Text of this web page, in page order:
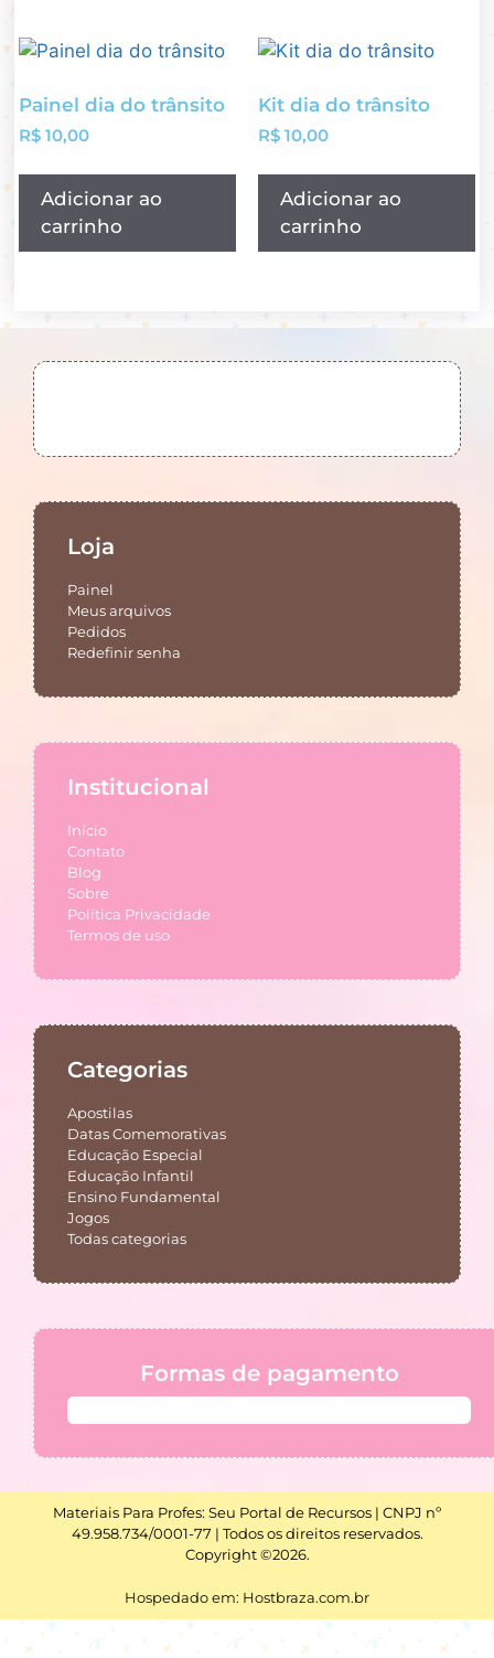
Painel dia do trânsito
R$ 10,00
Adicionar ao
carrinho
Kit dia do trânsito
R$ 10,00
Adicionar ao
carrinho
Loja
Painel
Meus arquivos
Pedidos
Redefinir senha
Institucional
Início
Contato
Blog
Sobre
Política Privacidade
Termos de uso
Categorias
Apostilas
Datas Comemorativas
Educação Especial
Educação Infantil
Ensino Fundamental
Jogos
Todas categorias
Formas de pagamento
Materiais Para Profes: Seu Portal de Recursos | CNPJ nº
49.958.734/0001-77 | Todos os direitos reservados.
Copyright ©2026.
Hospedado em: Hostbraza.com.br